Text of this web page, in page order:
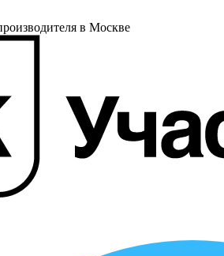
в Москве